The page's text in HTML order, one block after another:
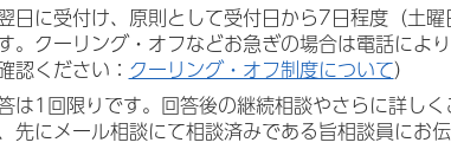
日に受付け、原則として受付日から7日程度（土
。クーリング・オフなどお急ぎの場合は電話によ
認ください： クーリング・オフ制度について）
は1回限りです。回答後の継続相談やさらに詳し
先にメール相談にて相談済みである旨相談員にお伝